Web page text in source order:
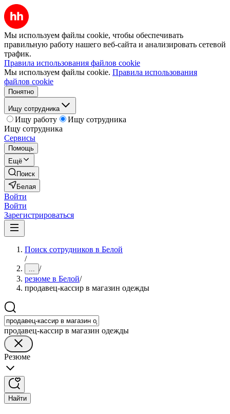
Мы используем файлы cookie, чтобы обеспечивать
правильную работу нашего веб-сайта и анализировать сетевой
трафик.
Правила использования файлов cookie
Мы используем файлы cookie. Правила использования
файлов cookie
Понятно
Ищу сотрудника
Ищу работу
Ищу сотрудника
Ищу сотрудника
Сервисы
Помощь
Ещё
Поиск
Белая
Войти
Войти
Зарегистрироваться
Поиск сотрудников в Белой
/
... /
резюме в Белой/
продавец-кассир в магазин одежды
продавец-кассир в магазин одежды
Резюме
Найти